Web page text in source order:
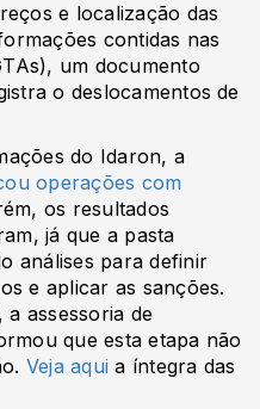
e localização das
contidas nas
um documento
o deslocamentos de
do Idaron, a
operações com
os resultados
já que a pasta
análises para definir
e aplicar as sanções.
assessoria de
que esta etapa não
Veja aquia íntegra das